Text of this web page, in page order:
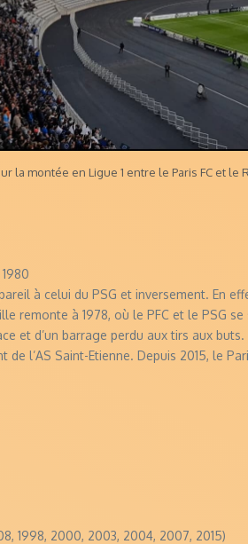
la montée en Ligue 1 entre le Paris FC et le
à celui du PSG et inversement. En
remonte à 1978, où le PFC et le PSG
et d’un barrage perdu aux tirs aux
l’AS Saint-Etienne. Depuis 2015, le
1998, 2000, 2003, 2004, 2007, 2015)